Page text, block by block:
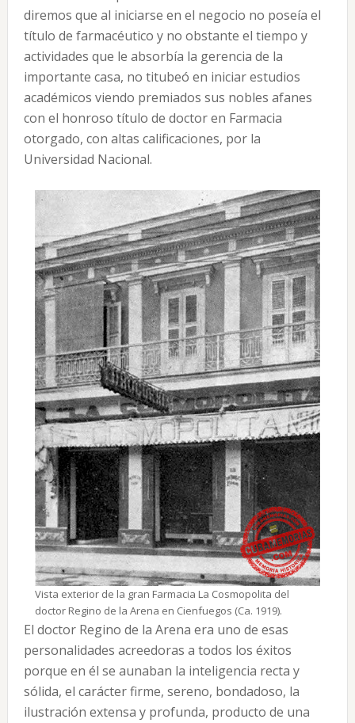
diremos que al iniciarse en el negocio no poseía el
título de farmacéutico y no obstante el tiempo y
actividades que le absorbía la gerencia de la
importante casa, no titubeó en iniciar estudios
académicos viendo premiados sus nobles afanes
con el honroso título de doctor en Farmacia
otorgado, con altas calificaciones, por la
Universidad Nacional.
Vista exterior de la gran Farmacia La Cosmopolita del
doctor Regino de la Arena en Cienfuegos (Ca. 1919).
El doctor Regino de la Arena era uno de esas
personalidades acreedoras a todos los éxitos
porque en él se aunaban la inteligencia recta y
sólida, el carácter firme, sereno, bondadoso, la
ilustración extensa y profunda, producto de una